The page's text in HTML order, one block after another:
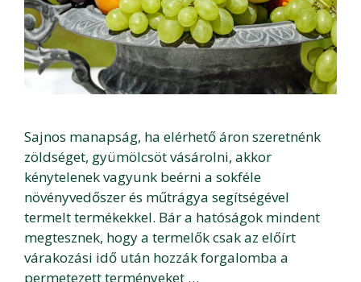
Sajnos manapság, ha elérhető áron szeretnénk
zöldséget, gyümölcsöt vásárolni, akkor
kénytelenek vagyunk beérni a sokféle
növényvedőszer és műtrágya segítségével
termelt termékekkel. Bár a hatóságok mindent
megtesznek, hogy a termelők csak az előírt
várakozási idő után hozzák forgalomba a
permetezett terményeket …